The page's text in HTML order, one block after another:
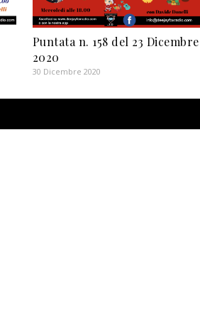
Puntata n. 158 del 23 Dicembre
2020
30 Dicembre 2020